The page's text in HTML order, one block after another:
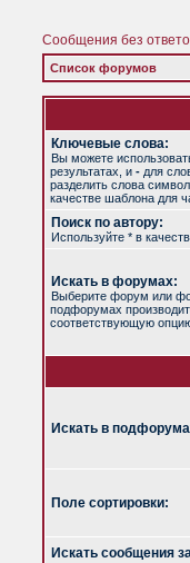
Сообщения без
Список форумов
Ключевые слова:
Вы можете
результатах, и - для
разделить слова
качестве шаблона для
Поиск по автору:
Используйте * в
Искать в форумах:
Выберите форум или
подфорумах
соответствующую
Искать в
Поле сортировки:
Искать сообщения